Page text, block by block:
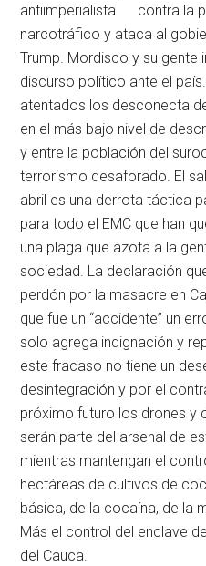
antiimperialista contra la
narcotráfico y ataca al
Trump. Mordisco y su gente
discurso político ante el
atentados los desconecta
en el más bajo nivel de
y entre la población del
terrorismo desaforado. El
abril es una derrota táctica
para todo el EMC que han
una plaga que azota a la
sociedad. La declaración
perdón por la masacre en
que fue un “accidente” un
solo agrega indignación y
este fracaso no tiene un
desintegración y por el
próximo futuro los drones y
serán parte del arsenal de
mientras mantengan el
hectáreas de cultivos de
básica, de la cocaína, de la
Más el control del enclave
del Cauca.